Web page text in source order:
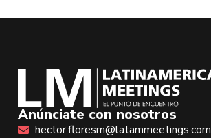
Anúnciate con nosotros
hector.floresm@latammeetings.com